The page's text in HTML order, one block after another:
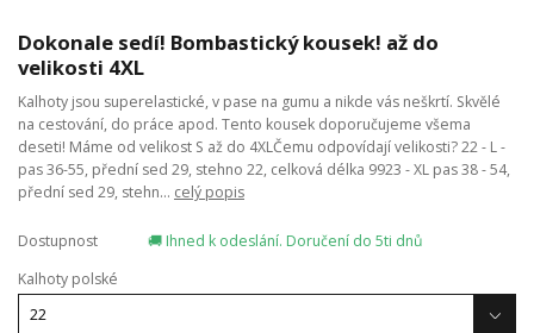
Dokonale sedí! Bombastický kousek! až do
velikosti 4XL
Kalhoty jsou superelastické, v pase na gumu a nikde vás neškrtí. Skvělé
na cestování, do práce apod. Tento kousek doporučujeme všema
deseti! Máme od velikost S až do 4XLČemu odpovídají velikosti? 22 - L -
pas 36-55, přední sed 29, stehno 22, celková délka 9923 - XL pas 38 - 54,
přední sed 29, stehn... celý popis
Dostupnost
🚚 Ihned k odeslání. Doručení do 5ti dnů
Kalhoty polské